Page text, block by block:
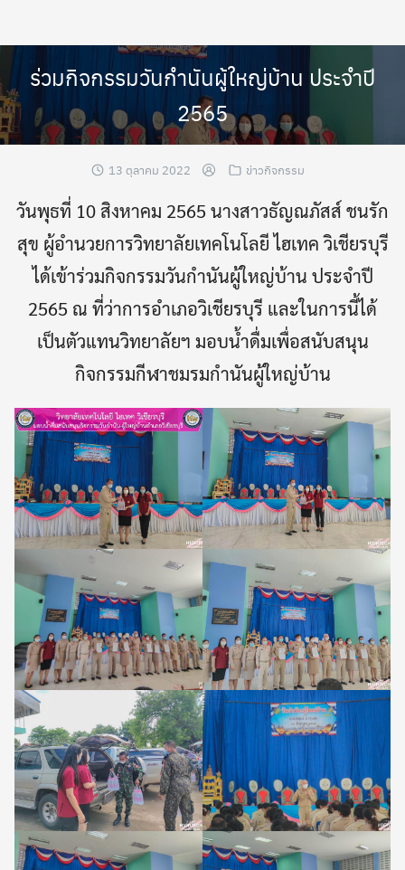
content
ร่วมกิจกรรมวันกำนันผู้ใหญ่บ้าน ประจำปี
2565
13 ตุลาคม 2022 ข่าวกิจกรรม
วันพุธที่ 10 สิงหาคม 2565 นางสาวธัญณภัสส์ ชนรัก
สุข ผู้อำนวยการวิทยาลัยเทคโนโลยี ไฮเทค วิเชียรบุรี
ได้เข้าร่วมกิจกรรมวันกำนันผู้ใหญ่บ้าน ประจำปี
2565 ณ ที่ว่าการอำเภอวิเชียรบุรี และในการนี้ได้
เป็นตัวแทนวิทยาลัยฯ มอบน้ำดื่มเพื่อสนับสนุน
กิจกรรมกีฬาชมรมกำนันผู้ใหญ่บ้าน